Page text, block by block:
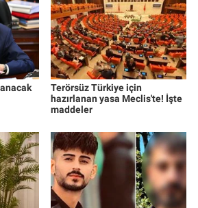
Terörsüz Türkiye için
hazırlanan yasa Meclis'te! İşte
maddeler